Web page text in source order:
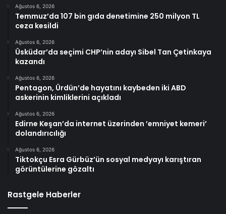
Ağustos 6, 2026
Temmuz’da 107 bin gıda denetimine 250 milyon TL
ceza kesildi
Ağustos 6, 2026
Üsküdar’da seçimi CHP’nin adayı Sibel Tan Çetinkaya
kazandı
Ağustos 6, 2026
Pentagon, Ürdün’de hayatını kaybeden iki ABD
askerinin kimliklerini açıkladı
Ağustos 6, 2026
Edirne Keşan’da internet üzerinden ’emniyet kemeri’
dolandırıcılığı
Ağustos 6, 2026
Tiktokçu Esra Gürbüz’ün sosyal medyayı karıştıran
görüntülerine gözaltı
Rastgele Haberler